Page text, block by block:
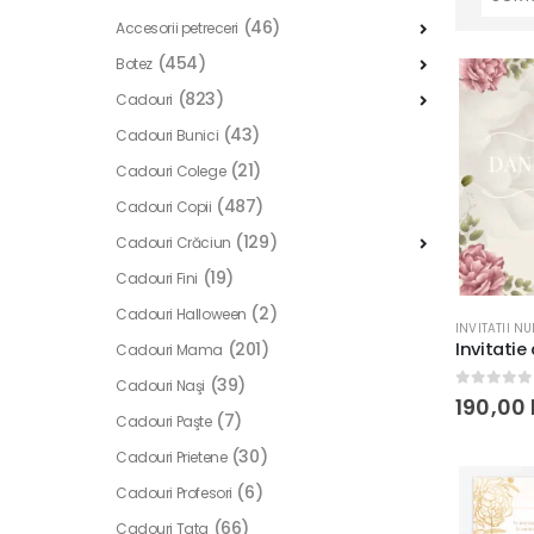
INVITATII
0out of
190,00
Accesorii petreceri (46)
Botez (454)
Cadouri (823)
Cadouri Bunici (43)
Cadouri Colege (21)
Cadouri Copii (487)
Cadouri Crăciun (129)
Cadouri Fini (19)
Cadouri Halloween (2)
Cadouri Mama (201)
Cadouri Naşi (39)
Cadouri Paşte (7)
Cadouri Prietene (30)
Cadouri Profesori (6)
Cadouri Tata (66)